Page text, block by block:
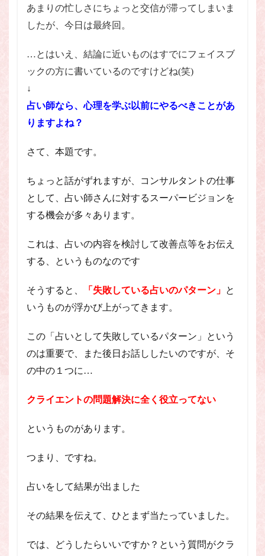
あまりの忙しさにちょっと交信が滞ってしまいま
したが、今日は最終回。
…とはいえ、結論に近いものはすでにフェイスブ
ックの方に書いているのですけどね(笑)
↓
占い師なら、心理を学ぶ以前にやるべきことがあ
りますよね？
さて、本題です。
ちょっと話がずれますが、コンサルタントの仕事
として、占い師さんに対するスーパービジョンを
する機会が多々あります。
これは、占いの内容を検討して改善点等をお伝え
する、というものなのです
そうすると、 「失敗している占いのパターン」 と
いうものが浮かび上がってきます。
この「占いとして失敗しているパターン」という
のは重要で、また後日お話ししたいのですが、そ
の中の１つに…
クライエントの問題解決に全く役立ってない
というものがあります。
つまり、ですね。
占いをして結果が出ました
その結果を伝えて、ひとまず当たっていました。
では、どうしたらいいですか？という質問がクラ